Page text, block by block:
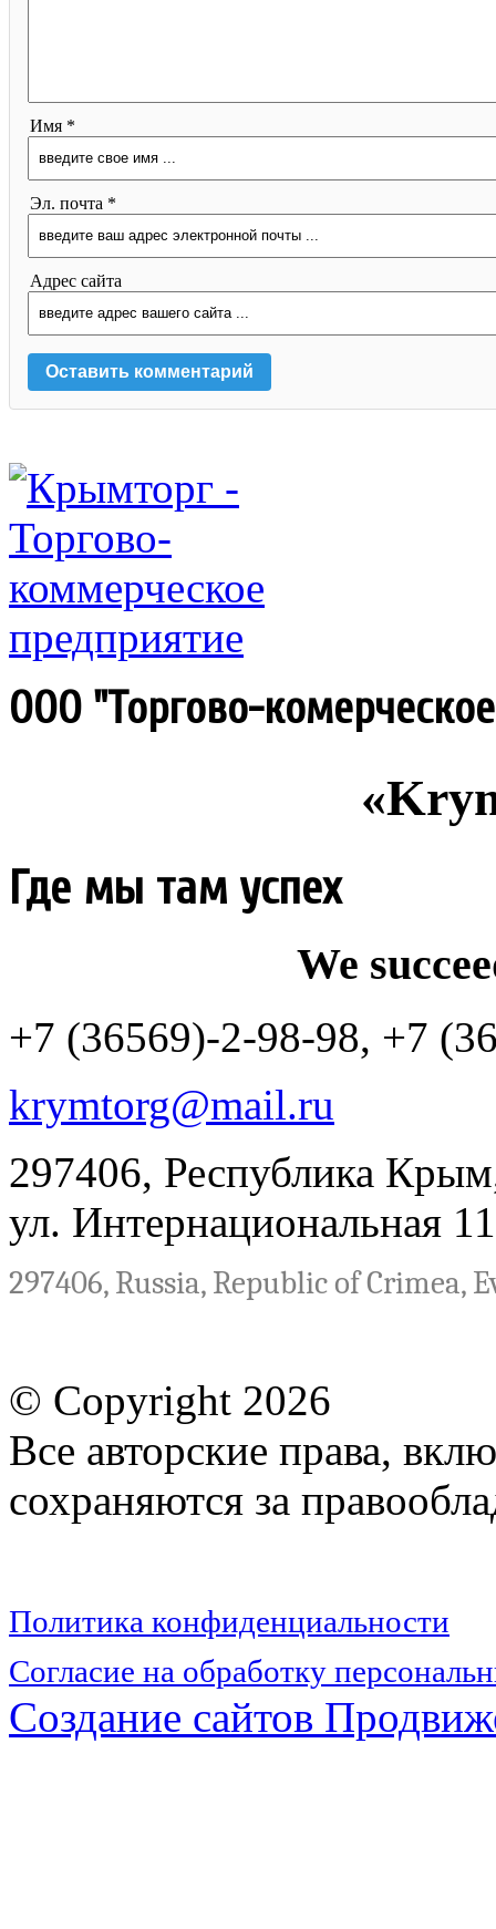
Имя *
Эл. почта *
Адрес сайта
ООО "Торгово-
Где мы там успех
We
+7 (36569)-2-98-98, +7
krymtorg@mail.ru
297406, Республика
ул. Интернациональная
297406, Russia, Republic of Crimea,
© Copyright 2026
Все авторские права,
сохраняются за
Политика конфиденциальности
Согласие на обработку
Создание сайтов